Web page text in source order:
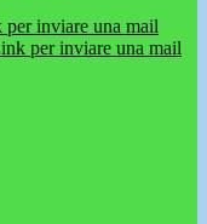
inviare una mail
per inviare una mail